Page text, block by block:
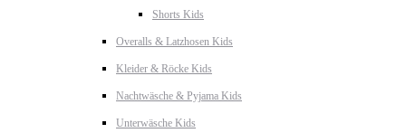
Shorts Kids
Overalls & Latzhosen Kids
Kleider & Röcke Kids
Nachtwäsche & Pyjama Kids
Unterwäsche Kids